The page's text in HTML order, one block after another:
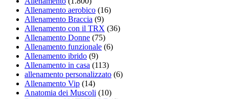
Allenamento aerobico (16)
Allenamento Braccia (9)
Allenamento con il TRX (36)
Allenamento Donne (75)
Allenamento funzionale (6)
Allenamento ibrido (9)
Allenamento in casa (113)
allenamento personalizzato (6)
Allenamento Vip (14)
Anatomia dei Muscoli (10)